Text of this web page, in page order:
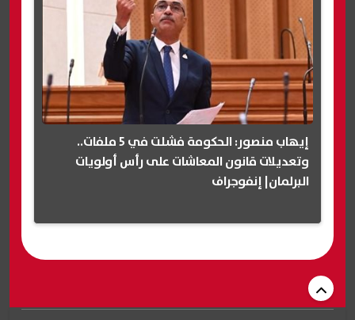
إيهاب منصور: الحكومة فشلت في 5 ملفات..
وتعديلات قانون المعاشات على رأس أولويات
البرلمان| إنفوجراف